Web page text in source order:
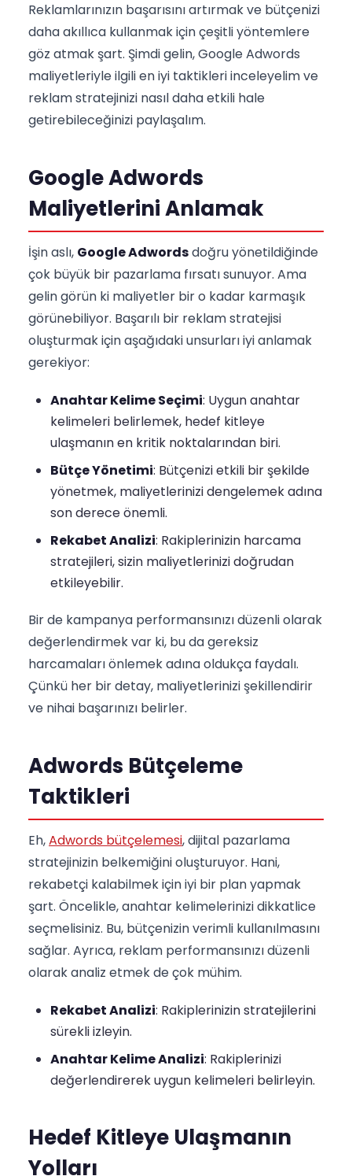
Reklamlarınızın başarısını artırmak ve bütçenizi
daha akıllıca kullanmak için çeşitli yöntemlere
göz atmak şart. Şimdi gelin, Google Adwords
maliyetleriyle ilgili en iyi taktikleri inceleyelim ve
reklam stratejinizi nasıl daha etkili hale
getirebileceğinizi paylaşalım.
Google Adwords
Maliyetlerini Anlamak
İşin aslı, Google Adwordsdoğru yönetildiğinde
çok büyük bir pazarlama fırsatı sunuyor. Ama
gelin görün ki maliyetler bir o kadar karmaşık
görünebiliyor. Başarılı bir reklam stratejisi
oluşturmak için aşağıdaki unsurları iyi anlamak
gerekiyor:
Anahtar Kelime Seçimi: Uygun anahtar
kelimeleri belirlemek, hedef kitleye
ulaşmanın en kritik noktalarından biri.
Bütçe Yönetimi: Bütçenizi etkili bir şekilde
yönetmek, maliyetlerinizi dengelemek adına
son derece önemli.
Rekabet Analizi: Rakiplerinizin harcama
stratejileri, sizin maliyetlerinizi doğrudan
etkileyebilir.
Bir de kampanya performansınızı düzenli olarak
değerlendirmek var ki, bu da gereksiz
harcamaları önlemek adına oldukça faydalı.
Çünkü her bir detay, maliyetlerinizi şekillendirir
ve nihai başarınızı belirler.
Adwords Bütçeleme
Taktikleri
Eh,Adwords bütçelemesi, dijital pazarlama
stratejinizin belkemiğini oluşturuyor. Hani,
rekabetçi kalabilmek için iyi bir plan yapmak
şart. Öncelikle, anahtar kelimelerinizi dikkatlice
seçmelisiniz. Bu, bütçenizin verimli kullanılmasını
sağlar. Ayrıca, reklam performansınızı düzenli
olarak analiz etmek de çok mühim.
Rekabet Analizi: Rakiplerinizin stratejilerini
sürekli izleyin.
Anahtar Kelime Analizi: Rakiplerinizi
değerlendirerek uygun kelimeleri belirleyin.
Hedef Kitleye Ulaşmanın
Yolları